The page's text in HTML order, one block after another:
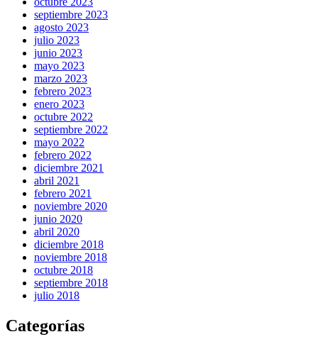
septiembre 2023
agosto 2023
julio 2023
junio 2023
mayo 2023
marzo 2023
febrero 2023
enero 2023
octubre 2022
septiembre 2022
mayo 2022
febrero 2022
diciembre 2021
abril 2021
febrero 2021
noviembre 2020
junio 2020
abril 2020
diciembre 2018
noviembre 2018
octubre 2018
septiembre 2018
julio 2018
Categorías